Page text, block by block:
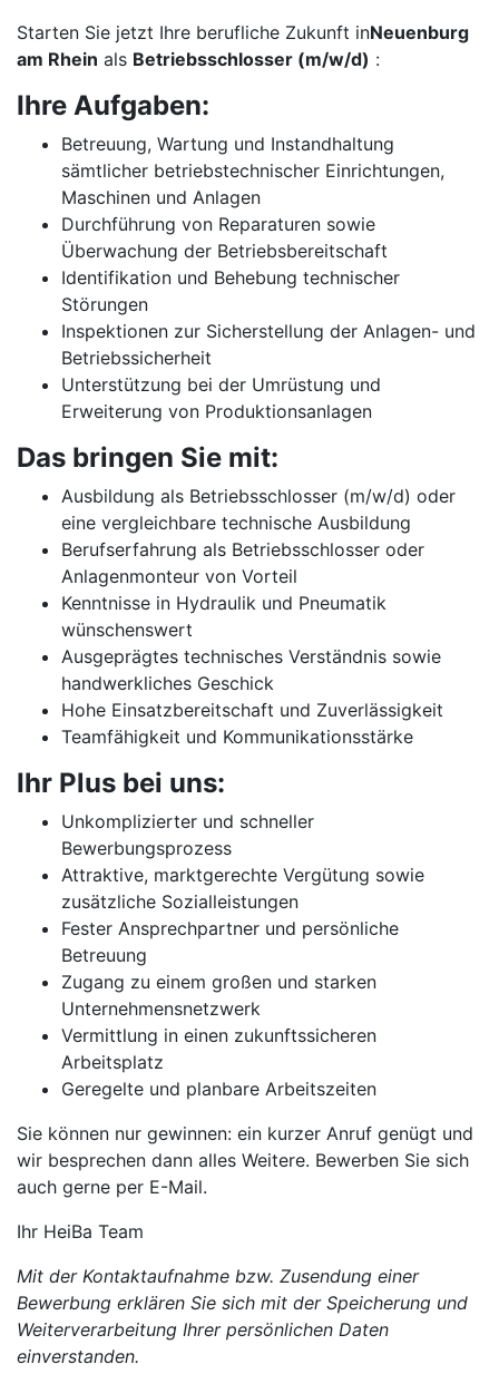
Starten Sie jetzt Ihre berufliche Zukunft inNeuenburg
am Rhein als Betriebsschlosser (m/w/d) :
Ihre Aufgaben:
Betreuung, Wartung und Instandhaltung
sämtlicher betriebstechnischer Einrichtungen,
Maschinen und Anlagen
Durchführung von Reparaturen sowie
Überwachung der Betriebsbereitschaft
Identifikation und Behebung technischer
Störungen
Inspektionen zur Sicherstellung der Anlagen- und
Betriebssicherheit
Unterstützung bei der Umrüstung und
Erweiterung von Produktionsanlagen
Das bringen Sie mit:
Ausbildung als Betriebsschlosser (m/w/d) oder
eine vergleichbare technische Ausbildung
Berufserfahrung als Betriebsschlosser oder
Anlagenmonteur von Vorteil
Kenntnisse in Hydraulik und Pneumatik
wünschenswert
Ausgeprägtes technisches Verständnis sowie
handwerkliches Geschick
Hohe Einsatzbereitschaft und Zuverlässigkeit
Teamfähigkeit und Kommunikationsstärke
Ihr Plus bei uns:
Unkomplizierter und schneller
Bewerbungsprozess
Attraktive, marktgerechte Vergütung sowie
zusätzliche Sozialleistungen
Fester Ansprechpartner und persönliche
Betreuung
Zugang zu einem großen und starken
Unternehmensnetzwerk
Vermittlung in einen zukunftssicheren
Arbeitsplatz
Geregelte und planbare Arbeitszeiten
Sie können nur gewinnen: ein kurzer Anruf genügt und
wir besprechen dann alles Weitere. Bewerben Sie sich
auch gerne per E-Mail.
Ihr HeiBa Team
Mit der Kontaktaufnahme bzw. Zusendung einer
Bewerbung erklären Sie sich mit der Speicherung und
Weiterverarbeitung Ihrer persönlichen Daten
einverstanden.